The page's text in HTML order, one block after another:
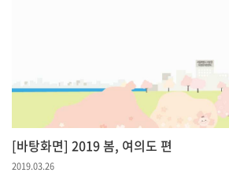
[바탕화면] 2019 봄, 여의도 편
2019.03.26